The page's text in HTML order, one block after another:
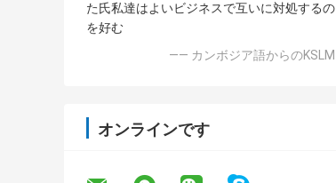
た氏私達はよいビジネスで互いに対処するの
を好む
—— カンボジア語からのKSLM
オンラインです